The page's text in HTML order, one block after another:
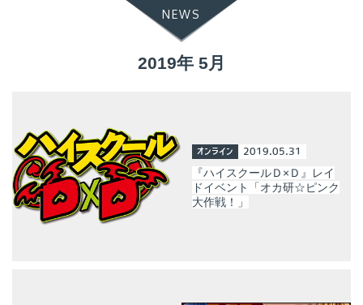
NEWS
2019年 5月
オンライン 2019.05.31
『ハイスクールＤ×Ｄ』レイ
ドイベント「オカ研☆ピンク
大作戦！」